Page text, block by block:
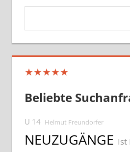
★★★★★
Beliebte
U 14 Helmut Freundorfer
NEUZUGÄNGE Ist